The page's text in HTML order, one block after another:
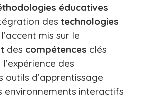
éducatives
des technologies
mis sur le
des compétences clés
des
outils d’apprentissage
environnements interactifs